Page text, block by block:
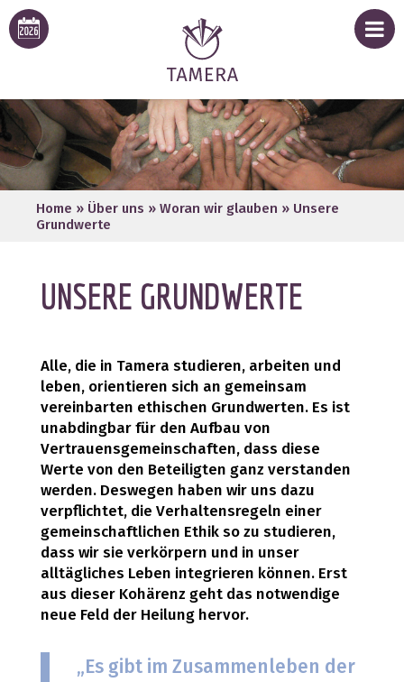
Home » Über uns » Woran wir glauben » Unsere
Grundwerte
UNSERE GRUNDWERTE
Alle, die in Tamera studieren, arbeiten und
leben, orientieren sich an gemeinsam
vereinbarten ethischen Grundwerten. Es ist
unabdingbar für den Aufbau von
Vertrauensgemeinschaften, dass diese
Werte von den Beteiligten ganz verstanden
werden. Deswegen haben wir uns dazu
verpflichtet, die Verhaltensregeln einer
gemeinschaftlichen Ethik so zu studieren,
dass wir sie verkörpern und in unser
alltägliches Leben integrieren können. Erst
aus dieser Kohärenz geht das notwendige
neue Feld der Heilung hervor.
„Es gibt im Zusammenleben der